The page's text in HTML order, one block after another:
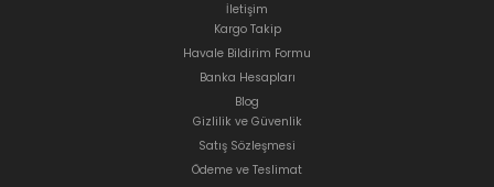
İletişim
Kargo Takip
Havale Bildirim Formu
Banka Hesapları
Blog
Gizlilik ve Güvenlik
Satış Sözleşmesi
Ödeme ve Teslimat